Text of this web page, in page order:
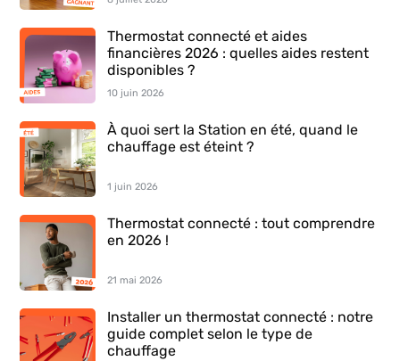
Thermostat connecté et aides
financières 2026 : quelles aides restent
disponibles ?
10 juin 2026
À quoi sert la Station en été, quand le
chauffage est éteint ?
1 juin 2026
Thermostat connecté : tout comprendre
en 2026 !
21 mai 2026
Installer un thermostat connecté : notre
guide complet selon le type de
chauffage